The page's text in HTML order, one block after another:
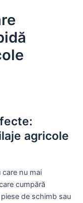
agricole
nu mai
cumpără
de schimb sau